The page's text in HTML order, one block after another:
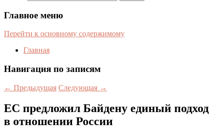
Главное меню
Перейти к основному содержимому
Главная
Навигация по записям
← Предыдущая Следующая →
ЕС предложил Байдену единый подход
в отношении России